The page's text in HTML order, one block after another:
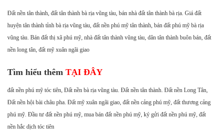
Đất nền tân thành, đất tân thành bà rịa vũng tàu, bán nhà đất tân thành bà rịa. Giá đất
huyện tân thành tỉnh bà rịa vũng tàu, đất nền phú mỹ tân thành, bán đất phú mỹ bà rịa
vũng tàu. Bán đất thị xã phú mỹ, nhà đất tân thành vũng tàu, dân tân thành buôn bán, đất
nền long tân, đất mỹ xuân ngãi giao
Tìm hiểu thêm TẠI ĐÂY
đất nền phú mỹ tóc tiên, Đất nền bà rịa vũng tàu. Đất nền tân thành. Đất nền Long Tân,
Đất nền hội bài châu pha. Đất mỹ xuân ngãi giao, đất nền cảng phú mỹ, đất thương cảng
phú mỹ. Đầu tư đất nền phú mỹ, mua bán đất nền phú mỹ, ký gửi đất nền phú mỹ, đất
nền hắc dịch tóc tiên